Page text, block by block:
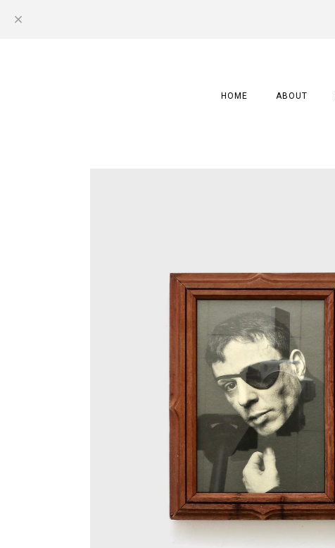
HOME ABOUT